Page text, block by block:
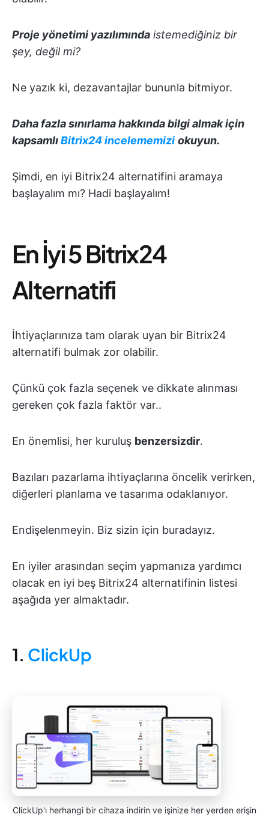
Proje yönetimi yazılımında istemediğiniz bir
şey, değil mi?
Ne yazık ki, dezavantajlar bununla bitmiyor.
Daha fazla sınırlama hakkında bilgi almak için
kapsamlıBitrix24 incelememizi okuyun.
Şimdi, en iyi Bitrix24 alternatifini aramaya
başlayalım mı? Hadi başlayalım!
En İyi 5 Bitrix24
Alternatifi
İhtiyaçlarınıza tam olarak uyan bir Bitrix24
alternatifi bulmak zor olabilir.
Çünkü çok fazla seçenek ve dikkate alınması
gereken çok fazla faktör var..
En önemlisi, her kuruluş benzersizdir.
Bazıları pazarlama ihtiyaçlarına öncelik verirken,
diğerleri planlama ve tasarıma odaklanıyor.
Endişelenmeyin. Biz sizin için buradayız.
En iyiler arasından seçim yapmanıza yardımcı
olacak en iyi beş Bitrix24 alternatifinin listesi
aşağıda yer almaktadır.
1. ClickUp
ClickUp'ı herhangi bir cihaza indirin ve işinize her yerden erişin